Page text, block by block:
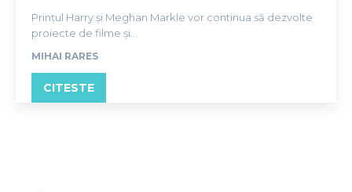
Prințul Harry și Meghan Markle vor continua să dezvolte
proiecte de filme și...
MIHAI RARES
CITESTE